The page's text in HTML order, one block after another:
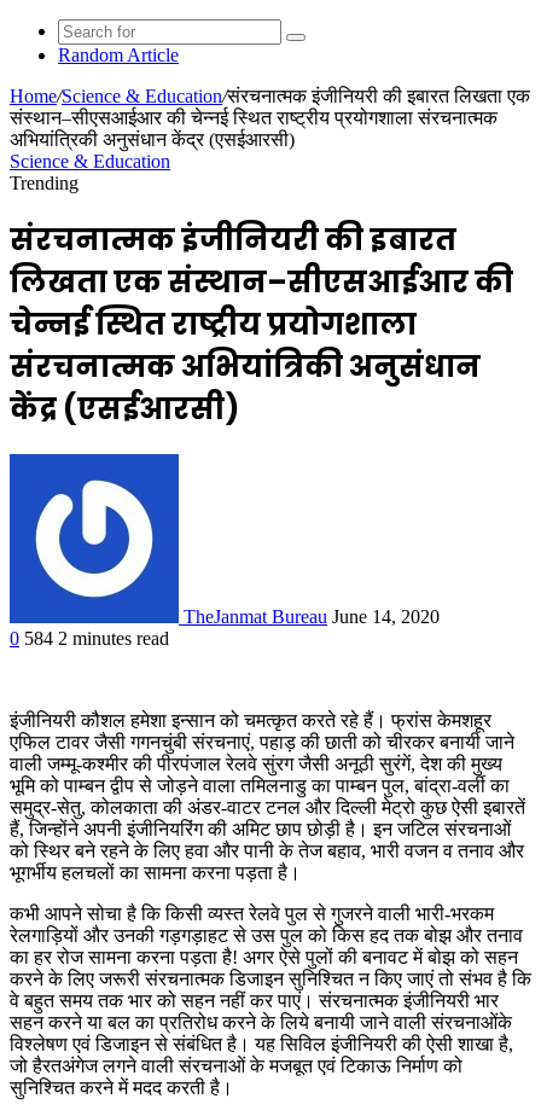
Random Article
Home/Science & Education/संरचनात्मक इंजीनियरी की इबारत लिखता एक
संस्थान–सीएसआईआर की चेन्नई स्थित राष्ट्रीय प्रयोगशाला संरचनात्मक
अभियांत्रिकी अनुसंधान केंद्र (एसईआरसी)
Science & Education
Trending
संरचनात्मक इंजीनियरी की इबारत
लिखता एक संस्थान–सीएसआईआर की
चेन्नई स्थित राष्ट्रीय प्रयोगशाला
संरचनात्मक अभियांत्रिकी अनुसंधान
केंद्र (एसईआरसी)
TheJanmat Bureau June 14, 2020
0 584 2 minutes read
इंजीनियरी कौशल हमेशा इन्सान को चमत्कृत करते रहे हैं। फ्रांस केमशहूर
एफिल टावर जैसी गगनचुंबी संरचनाएं, पहाड़ की छाती को चीरकर बनायी जाने
वाली जम्मू-कश्मीर की पीरपंजाल रेलवे सुंरग जैसी अनूठी सुरंगें, देश की मुख्य
भूमि को पाम्बन द्वीप से जोड़ने वाला तमिलनाडु का पाम्बन पुल, बांद्रा-वर्ली का
समुद्र-सेतु, कोलकाता की अंडर-वाटर टनल और दिल्ली मेट्रो कुछ ऐसी इबारतें
हैं, जिन्होंने अपनी इंजीनियरिंग की अमिट छाप छोड़ी है। इन जटिल संरचनाओं
को स्थिर बने रहने के लिए हवा और पानी के तेज बहाव, भारी वजन व तनाव और
भूगर्भीय हलचलों का सामना करना पड़ता है।
कभी आपने सोचा है कि किसी व्यस्त रेलवे पुल से गुजरने वाली भारी-भरकम
रेलगाड़ियों और उनकी गड़गड़ाहट से उस पुल को किस हद तक बोझ और तनाव
का हर रोज सामना करना पड़ता है! अगर ऐसे पुलों की बनावट में बोझ को सहन
करने के लिए जरूरी संरचनात्मक डिजाइन सुनिश्चित न किए जाएं तो संभव है कि
वे बहुत समय तक भार को सहन नहीं कर पाएं। संरचनात्मक इंजीनियरी भार
सहन करने या बल का प्रतिरोध करने के लिये बनायी जाने वाली संरचनाओंके
विश्लेषण एवं डिजाइन से संबंधित है। यह सिविल इंजीनियरी की ऐसी शाखा है,
जो हैरतअंगेज लगने वाली संरचनाओं के मजबूत एवं टिकाऊ निर्माण को
सुनिश्चित करने में मदद करती है।